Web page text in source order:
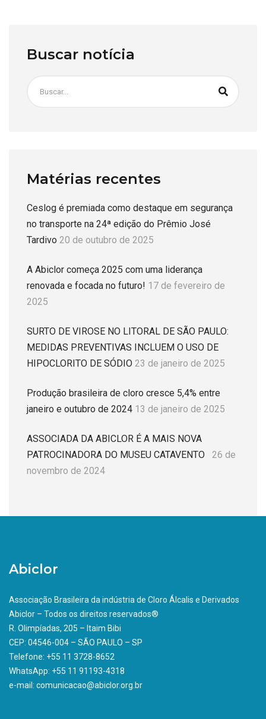
Buscar notícia
Matérias recentes
Ceslog é premiada como destaque em segurança
no transporte na 24ª edição do Prêmio José
Tardivo 20 de outubro de 2025
A Abiclor começa 2025 com uma liderança
renovada e focada no futuro! 17 de fevereiro de
2025
SURTO DE VIROSE NO LITORAL DE SÃO PAULO:
MEDIDAS PREVENTIVAS INCLUEM O USO DE
HIPOCLORITO DE SÓDIO 23 de janeiro de 2025
Produção brasileira de cloro cresce 5,4% entre
janeiro e outubro de 2024 13 de janeiro de 2025
ASSOCIADA DA ABICLOR É A MAIS NOVA
PATROCINADORA DO MUSEU CATAVENTO
26 de
novembro de 2024
Abiclor
Associação Brasileira da indústria de Cloro Álcalis e Derivados
Abiclor – Todos os direitos reservados®
R. Olimpíadas, 205 – Itaim Bibi
CEP: 04546-004 – SÃO PAULO – SP
Telefone: +55 11 3728-8652
WhatsApp: +55 11 91193-4318
e-mail: comunicacao@abiclor.org.br